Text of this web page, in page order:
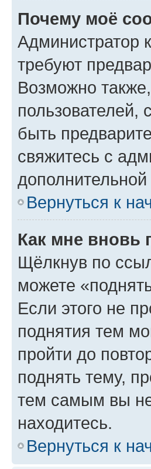
Почему моё
Администратор
требуют
Возможно
быть
свяжитесь с
Вернуться к
Как мне вновь
Щёлкнув по
можете
Если этого не
поднятия тем
пройти до
поднять тему,
тем самым вы
находитесь.
Вернуться к